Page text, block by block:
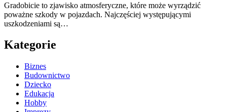
Gradobicie to zjawisko atmosferyczne, które może wyrządzić
poważne szkody w pojazdach. Najczęściej występującymi
uszkodzeniami są…
Kategorie
Biznes
Budownictwo
Dziecko
Edukacja
Hobby